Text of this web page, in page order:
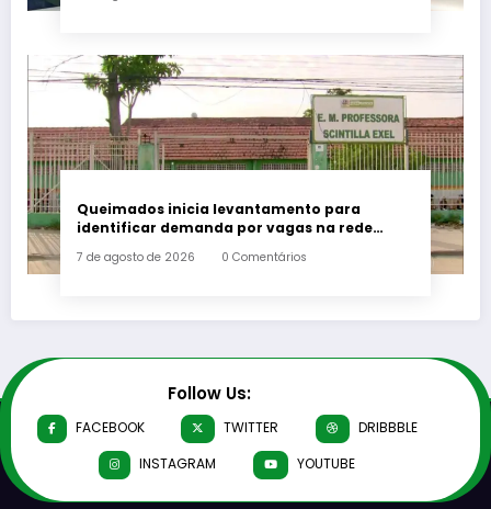
Queimados inicia levantamento para
identificar demanda por vagas na rede
7 de agosto de 2026 0 Comentários
Follow Us:
FACEBOOK TWITTER
DRIBBBLE
INSTAGRAM
YOUTUBE